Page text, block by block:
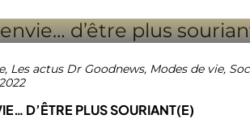
, Les actus Dr Goodnews, Modes de vie,
D’ÊTRE PLUS SOURIANT(E)